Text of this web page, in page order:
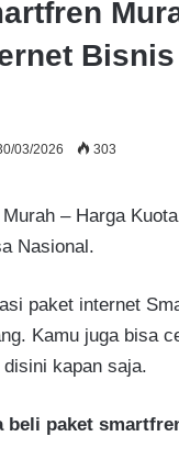
03/2026 303
– Harga
Nasional.
paket internet
Kamu juga bisa
kapan saja.
beli paket